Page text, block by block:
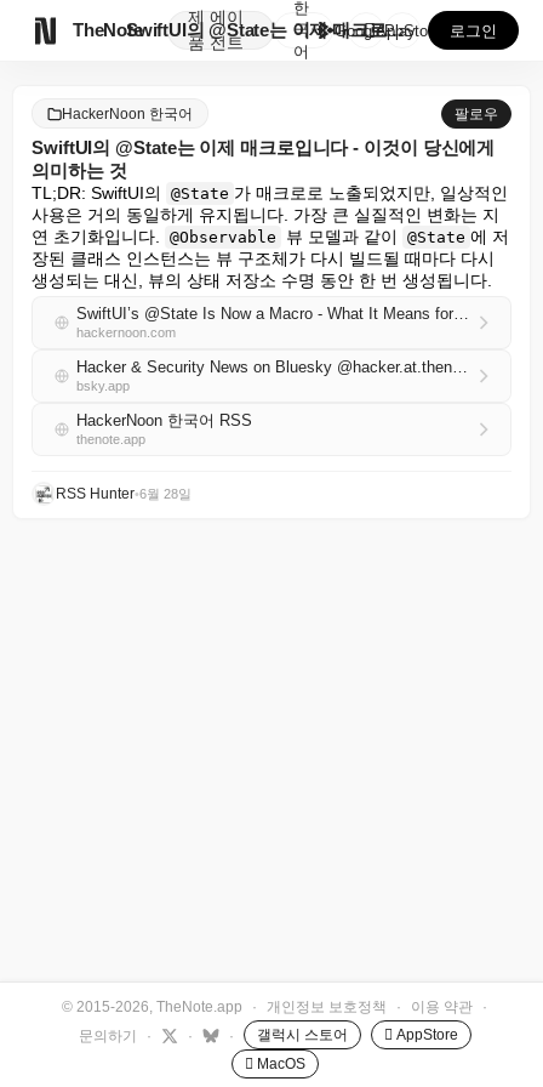
TheNote
제
품
에이
전트
SwiftUI의 @State는 이제 매크로입니다 - 이...
한
국
어
GooglePlay
AppStore 로그인
HackerNoon 한국어 팔로우
SwiftUI의 @State는 이제 매크로입니다 - 이것이 당신에게
의미하는 것
TL;DR: SwiftUI의 @State 가 매크로로 노출되었지만, 일상적인
사용은 거의 동일하게 유지됩니다. 가장 큰 실질적인 변화는 지
연 초기화입니다.
@Observable 뷰 모델과 같이 @State 에 저
장된 클래스 인스턴스는 뷰 구조체가 다시 빌드될 때마다 다시
생성되는 대신, 뷰의 상태 저장소 수명 동안 한 번 생성됩니다.
SwiftUI’s @State Is Now a Macro - What It Means for You
hackernoon.com
Hacker & Security News on Bluesky @hacker.at.thenote.app
bsky.app
HackerNoon 한국어 RSS
thenote.app
RSS Hunter•6월 28일
© 2015-2026, TheNote.app · 개인정보 보호정책 · 이용 약관
·
문의하기
· · · 갤럭시 스토어
 AppStore
 MacOS